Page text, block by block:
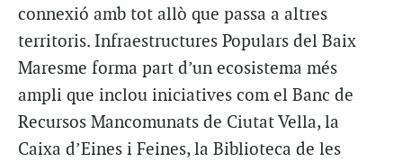
connexió amb tot allò que passa a altres
territoris. Infraestructures Populars del Baix
Maresme forma part d’un ecosistema més
ampli que inclou iniciatives com el Banc de
Recursos Mancomunats de Ciutat Vella, la
Caixa d’Eines i Feines, la Biblioteca de les